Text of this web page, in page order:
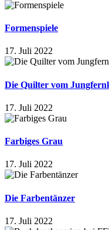
Formenspiele
17. Juli 2022
Die Quilter vom
17. Juli 2022
Farbiges Grau
17. Juli 2022
Die Farbentänzer
17. Juli 2022